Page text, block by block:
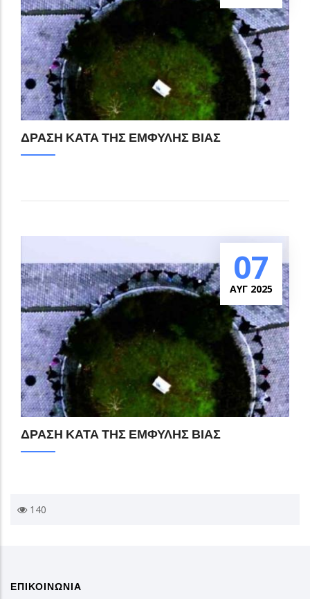
ΔΡΑΣΗ ΚΑΤΑ ΤΗΣ ΕΜΦΥΛΗΣ ΒΙΑΣ
07
ΑΥΓ 2025
ΔΡΑΣΗ ΚΑΤΑ ΤΗΣ ΕΜΦΥΛΗΣ ΒΙΑΣ
140
ΕΠΙΚΟΙΝΩΝΙΑ